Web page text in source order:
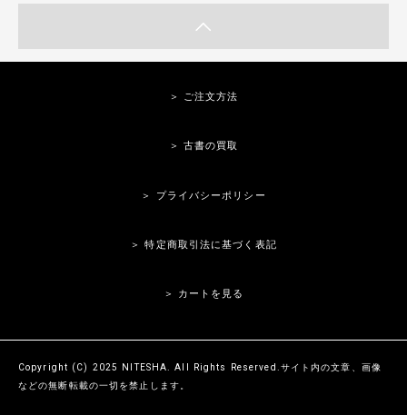
＞ ご注文方法
＞ 古書の買取
＞ プライバシーポリシー
＞ 特定商取引法に基づく表記
＞ カートを見る
Copyright (C) 2025 NITESHA. All Rights Reserved.サイト内の文章、画像
などの無断転載の一切を禁止します。